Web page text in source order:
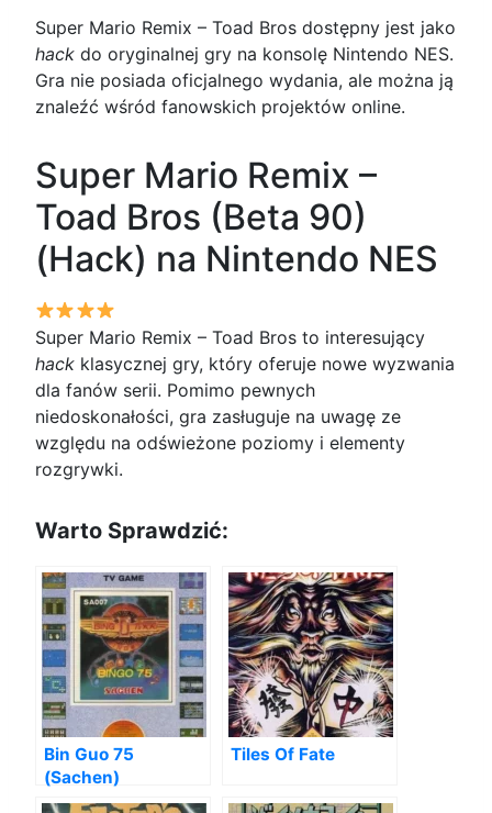
Super Mario Remix – Toad Bros dostępny jest jako
hack do oryginalnej gry na konsolę Nintendo NES.
Gra nie posiada oficjalnego wydania, ale można ją
znaleźć wśród fanowskich projektów online.
Super Mario Remix –
Toad Bros (Beta 90)
(Hack) na Nintendo NES
Super Mario Remix – Toad Bros to interesujący
hack klasycznej gry, który oferuje nowe wyzwania
dla fanów serii. Pomimo pewnych
niedoskonałości, gra zasługuje na uwagę ze
względu na odświeżone poziomy i elementy
rozgrywki.
Warto Sprawdzić:
Bin Guo 75
(Sachen)
Tiles Of Fate